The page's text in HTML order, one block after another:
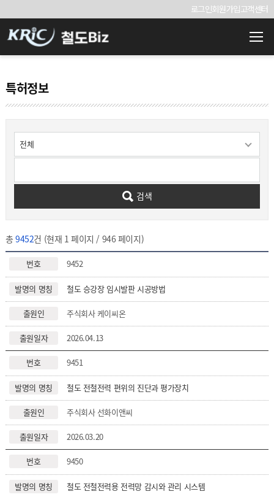
로그인회원가입고객센터
특허정보
검색
총9452건 (현재 1 페이지 / 946 페이지)
9452
철도 승강장 임시발판 시공방법
주식회사 케이씨온
2026.04.13
9451
철도 전철전력 편위의 진단과 평가장치
주식회사 선화이앤씨
2026.03.20
9450
철도 전철전력용 전력망 감시와 관리 시스템